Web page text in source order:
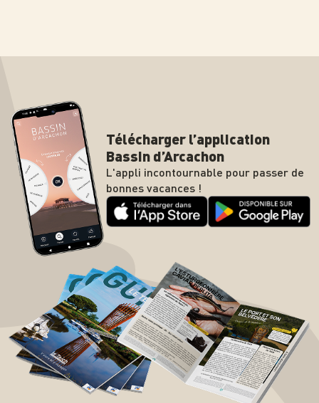
Télécharger l’application
Bassin d’Arcachon
L'appli incontournable pour passer de
bonnes vacances !